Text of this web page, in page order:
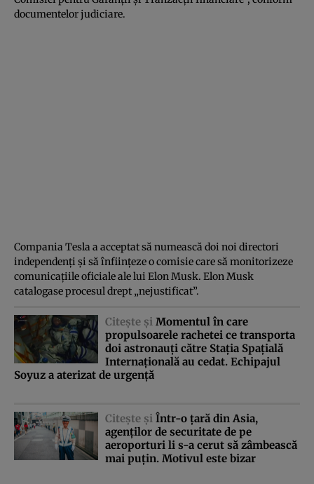
documentelor judiciare.
Compania Tesla a acceptat să numească doi noi directori
independenţi şi să înfiinţeze o comisie care să monitorizeze
comunicaţiile oficiale ale lui Elon Musk. Elon Musk
catalogase procesul drept „nejustificat”.
Citeşte şi Momentul în care
propulsoarele rachetei ce transporta
doi astronauţi către Staţia Spaţială
Internaţională au cedat. Echipajul
Soyuz a aterizat de urgenţă
Citeşte şi Într-o ţară din Asia,
agenţilor de securitate de pe
aeroporturi li s-a cerut să zâmbească
mai puţin. Motivul este bizar